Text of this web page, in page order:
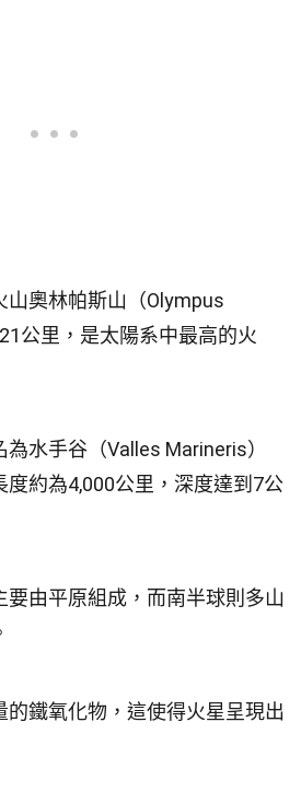
山奧林帕斯山（Olympus
公里，是太陽系中最高的火
水手谷（Valles Marineris）
度約為4,000公里，深度達到7公
要由平原組成，而南半球則多山
的鐵氧化物，這使得火星呈現出